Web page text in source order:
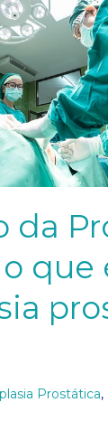
da
que
Prostática,